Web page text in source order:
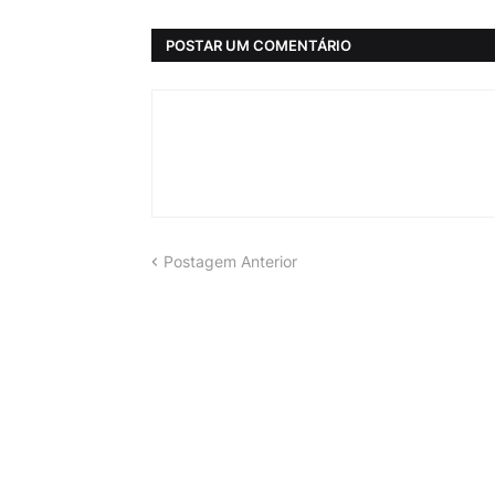
POSTAR UM COMENTÁRIO
Postagem Anterior